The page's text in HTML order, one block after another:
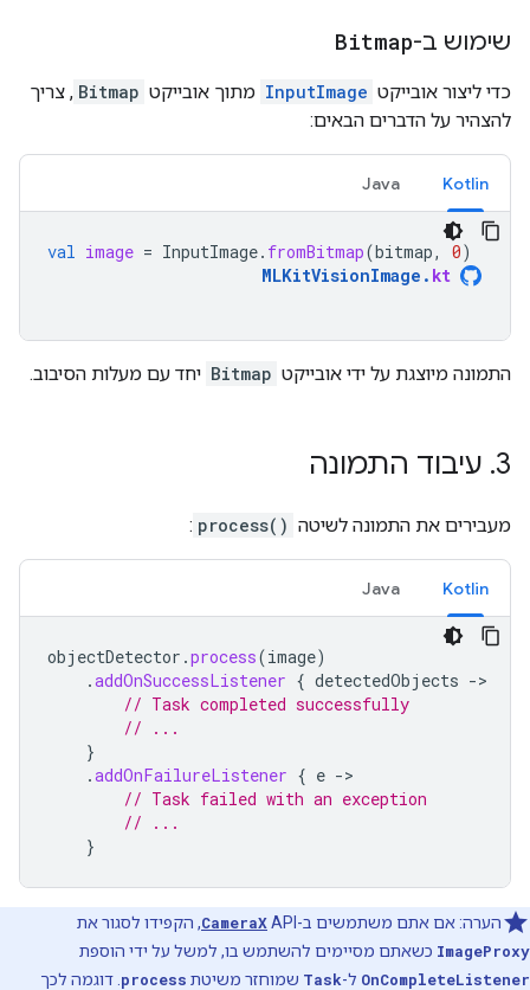
שימוש ב-Bitmap
כדי ליצור אובייקט InputImage מתוך אובייקט Bitmap , צריך
להצהיר על הדברים הבאים:
Kotlin
Java
val image = InputImage. fromBitmap(bitmap, 0)
MLKitVisionImage . kt
התמונה מיוצגת על ידי אובייקט Bitmap יחד עם מעלות הסיבוב.
3
. עיבוד התמונה
מעבירים את התמונה לשיטה process()
:
Kotlin
Java
objectDetector .process(image)
.addOnSuccessListener { detectedObjects ->
// Task completed successfully
// ...
}
.addOnFailureListener { e ->
// Task failed with an exception
// ...
}
הערה: אם אתם משתמשים ב-API‏ CameraX, הקפידו לסגור את
ImageProxy כשאתם מסיימים להשתמש בו, למשל על ידי הוספת
OnCompleteListener ל-Task שמוחזר משיטת process . דוגמה לכך